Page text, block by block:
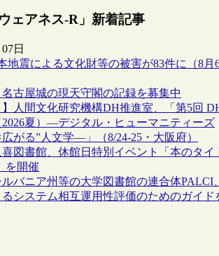
ェアネス-R」新着記事
日
地震による文化財等の被害が83件に（8月
古屋城の現天守閣の記録を募集中
】人間文化研究機構DH推進室、「第5回
2026夏）―デジタル・ヒューマニティーズ
がる”人文学―」（8/24-25・大阪府）
図書館、休館日特別イベント「本のタイ
を開催
バニア州等の大学図書館の連合体PALCI、
るシステム相互運用性評価のためのガイド